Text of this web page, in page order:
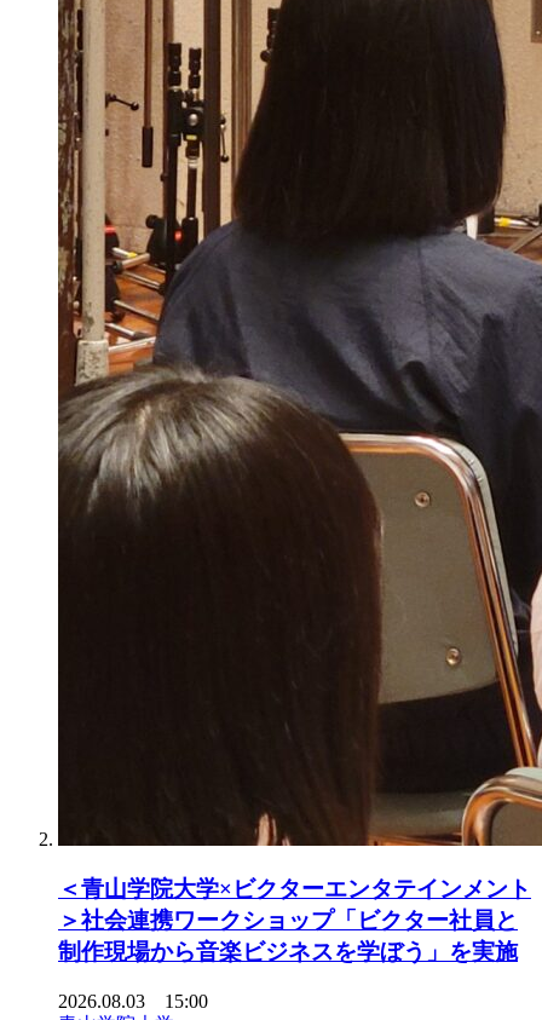
＜青山学院大学×ビクターエンタテインメント
＞社会連携ワークショップ「ビクター社員と
制作現場から音楽ビジネスを学ぼう」を実施
2026.08.03 15:00